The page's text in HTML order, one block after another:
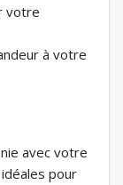
votre
à votre
avec votre
pour